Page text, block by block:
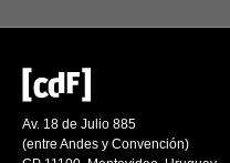
Av. 18 de Julio 885
(entre Andes y Convención)